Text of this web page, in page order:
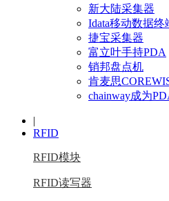
新大陆采集器
Idata移动数据终
捷宝采集器
富立叶手持PDA
销邦盘点机
肯麦思
chainway成为
|
RFID
RFID模块
RFID读写器